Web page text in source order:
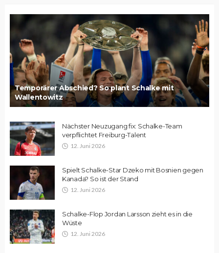
Temporärer Abschied? So plant Schalke mit
Wallentowitz
Nächster Neuzugang fix: Schalke-Team
verpflichtet Freiburg-Talent
12. Juni 2026
Spielt Schalke-Star Dzeko mit Bosnien gegen
Kanada? So ist der Stand
12. Juni 2026
Schalke-Flop Jordan Larsson zieht es in die
Wüste
12. Juni 2026